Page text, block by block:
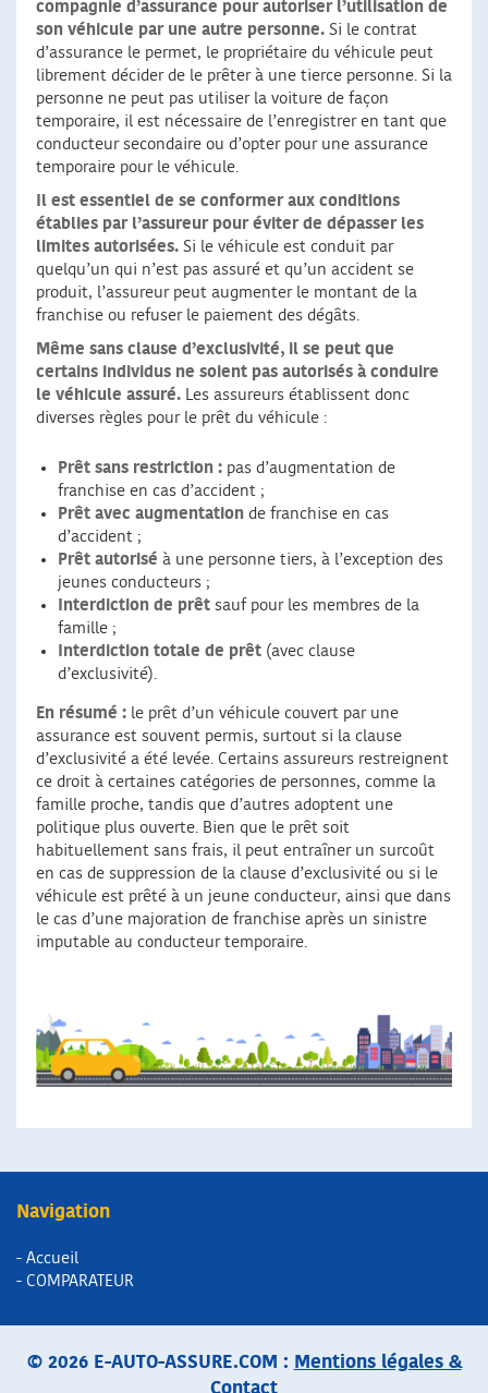
compagnie d’assurance pour autoriser l’utilisation de
son véhicule par une autre personne. Si le contrat
d’assurance le permet, le propriétaire du véhicule peut
librement décider de le prêter à une tierce personne. Si la
personne ne peut pas utiliser la voiture de façon
temporaire, il est nécessaire de l’enregistrer en tant que
conducteur secondaire ou d’opter pour une assurance
temporaire pour le véhicule.
Il est essentiel de se conformer aux conditions
établies par l’assureur pour éviter de dépasser les
limites autorisées. Si le véhicule est conduit par
quelqu’un qui n’est pas assuré et qu’un accident se
produit, l’assureur peut augmenter le montant de la
franchise ou refuser le paiement des dégâts.
Même sans clause d’exclusivité, il se peut que
certains individus ne soient pas autorisés à conduire
le véhicule assuré. Les assureurs établissent donc
diverses règles pour le prêt du véhicule :
Prêt sans restriction : pas d’augmentation de
franchise en cas d’accident ;
Prêt avec augmentation de franchise en cas
d’accident ;
Prêt autorisé à une personne tiers, à l’exception des
jeunes conducteurs ;
Interdiction de prêt sauf pour les membres de la
famille ;
Interdiction totale de prêt (avec clause
d’exclusivité).
En résumé : le prêt d’un véhicule couvert par une
assurance est souvent permis, surtout si la clause
d’exclusivité a été levée. Certains assureurs restreignent
ce droit à certaines catégories de personnes, comme la
famille proche, tandis que d’autres adoptent une
politique plus ouverte. Bien que le prêt soit
habituellement sans frais, il peut entraîner un surcoût
en cas de suppression de la clause d’exclusivité ou si le
véhicule est prêté à un jeune conducteur, ainsi que dans
le cas d’une majoration de franchise après un sinistre
imputable au conducteur temporaire.
Navigation
- Accueil
- COMPARATEUR
© 2026 E-AUTO-ASSURE.COM : Mentions légales &
Contact